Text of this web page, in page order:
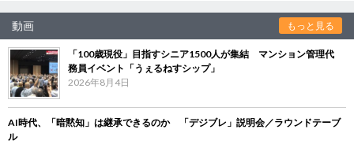
動画 もっと見る
「100歳現役」目指すシニア1500人が集結 マンション管理代
務員イベント「うぇるねすシップ」
2026年8月4日
AI時代、「暗黙知」は継承できるのか 「デジブレ」説明会／ラウンドテーブ
ル